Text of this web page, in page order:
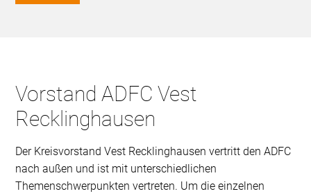
Vorstand ADFC Vest
Recklinghausen
Der Kreisvorstand Vest Recklinghausen vertritt den ADFC
nach außen und ist mit unterschiedlichen
Themenschwerpunkten vertreten. Um die einzelnen